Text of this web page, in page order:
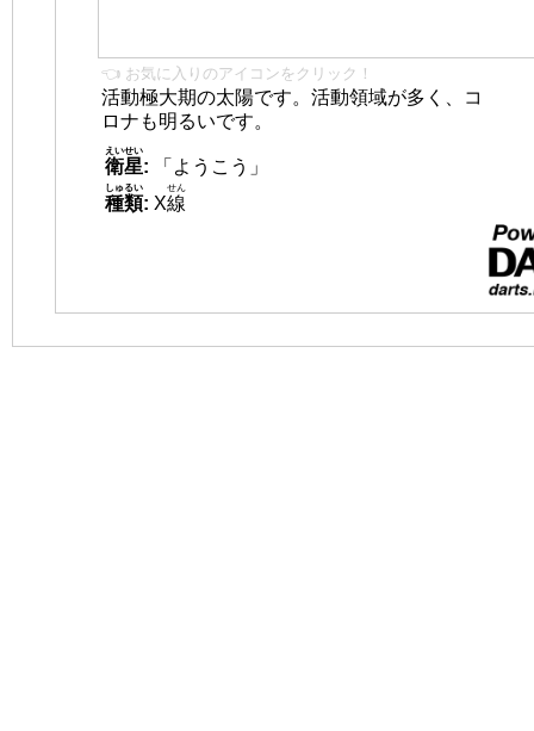
👈 お気に入りのアイコンをクリック！
活動極大期の太陽です。活動領域が多く、コ
ロナも明るいです。
衛星
えいせい
:
「ようこう」
種類
しゅるい
: X線
せん